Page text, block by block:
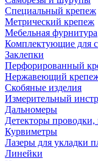
Специальный крепеж
Метрический крепеж
Мебельная фурнитура
Комплектующие для
Заклепки
Перфорированный
Нержавеющий
Скобяные изделия
Измерительный
Дальномеры
Детекторы
Курвиметры
Лазеры для укладки
Линейки